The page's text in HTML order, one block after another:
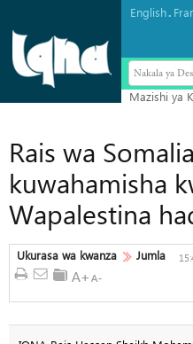
English.
Nakala ya
Rais wa
kuwahamisha
Wapalestina
Ukurasa wa kwanza Jumla